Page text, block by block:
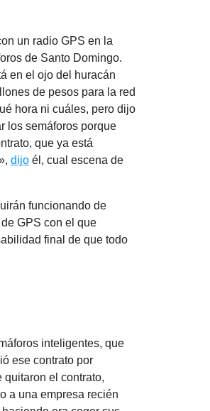
un radio GPS en la
de Santo Domingo.
en el ojo del huracán
de pesos para la red
hora ni cuáles, pero dijo
los semáforos porque
que ya está
dijo él, cual escena de
funcionando de
GPS con el que
final de que todo
inteligentes, que
ese contrato por
el contrato,
a una empresa recién